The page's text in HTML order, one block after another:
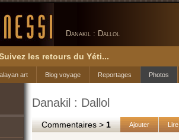
Danakil : Dallol
les retours du Yéti...
Photos
Reportages
Blog voyage
art
Danakil : Dallol
Commentaires >1 Ajouter Lire